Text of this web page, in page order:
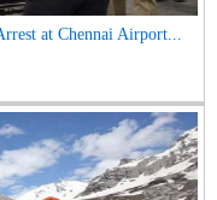
at Chennai Airport...